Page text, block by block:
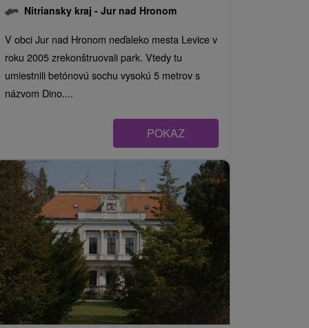
Nitriansky kraj - Jur nad Hronom
V obci Jur nad Hronom neďaleko mesta Levice v
roku 2005 zrekonštruovali park. Vtedy tu
umiestnili betónovú sochu vysokú 5 metrov s
názvom Dino....
POKAZ